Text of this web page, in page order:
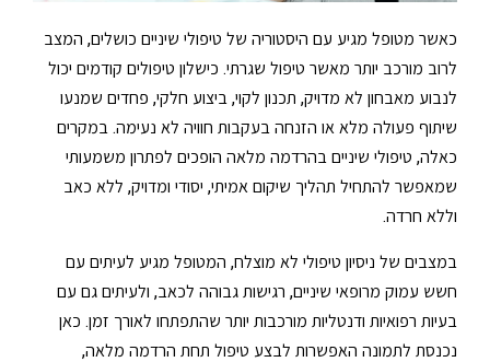
כאשר מטופל מגיע עם היסטוריה של טיפולי שיניים כושלים, המצב
לרוב מורכב יותר מאשר טיפול שגרתי. כישלון טיפולים קודמים יכול
לנבוע מאבחון לא מדויק, תכנון לקוי, ביצוע חלקי, פחדים שמנעו
שיתוף פעולה מלא או הזנחה בעקבות חוויה לא נעימה. במקרים
כאלה, טיפולי שיניים בהרדמה מלאה הופכים לפתרון משמעותי
שמאפשר להתחיל תהליך שיקום אמיתי, יסודי ומדויק, ללא כאב
וללא חרדה.
במצבים של ניסיון טיפולי לא מוצלח, המטופל מגיע לעיתים עם
חשש עמוק מרופאי שיניים, רגישות גבוהה לכאב, ולעיתים גם עם
בעיות רפואיות ודנטליות מורכבות יותר שהתפתחו לאורך זמן. כאן
נכנסת לתמונה האפשרות לבצע טיפול תחת הרדמה מלאה,